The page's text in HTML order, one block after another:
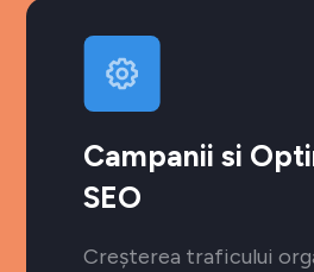
Campanii si
SEO
Creșterea traficului